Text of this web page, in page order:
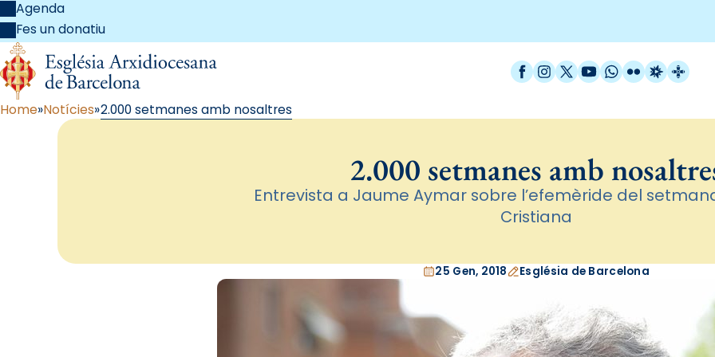
Agenda
Fes un donatiu
Facebook
Instagram
X / Twitter
YouTube
WhatsApp
FlickrRadio
Home Notícies 2.000 setmanes amb nosaltres
2.000 setmanes amb
Entrevista a Jaume Aymar sobre l’efemèride del
Cristiana
25 Gen, 2018 Església de Barcelona